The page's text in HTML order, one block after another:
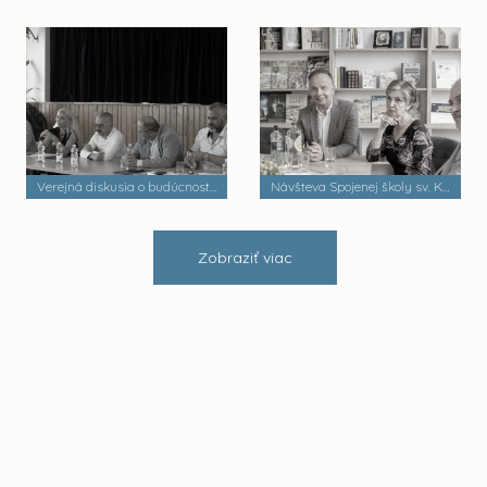
Verejná diskusia o budúcnosti mestských častí Návšteva Spojenej školy sv. Košických mučeníkov
Zobraziť viac